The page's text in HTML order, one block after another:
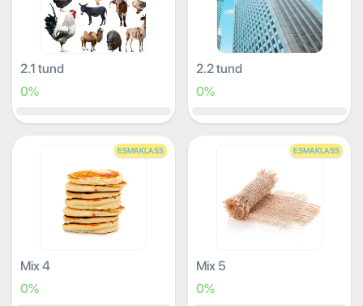
2.1 tund
0%
2.2 tund
0%
ESMAKLASS
Mix 4
0%
ESMAKLASS
Mix 5
0%